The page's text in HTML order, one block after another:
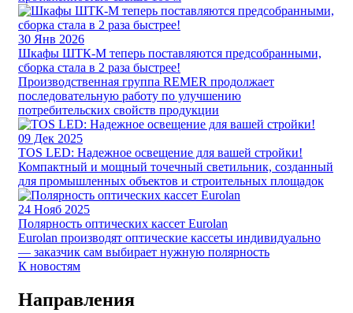
30 Янв 2026
Шкафы ШТК-М теперь поставляются предсобранными,
сборка стала в 2 раза быстрее!
Производственная группа REMER продолжает
последовательную работу по улучшению
потребительских свойств продукции
09 Дек 2025
TOS LED: Надежное освещение для вашей стройки!
Компактный и мощный точечный светильник, созданный
для промышленных объектов и строительных площадок
24 Нояб 2025
Полярность оптических кассет Eurolan
Eurolan производят оптические кассеты индивидуально
— заказчик сам выбирает нужную полярность
К новостям
Направления